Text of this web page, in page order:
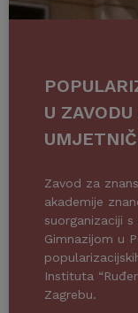
U
Zavod za
akademije
suorganizaciji
Gimnazijom u
Instituta
Zagrebu.